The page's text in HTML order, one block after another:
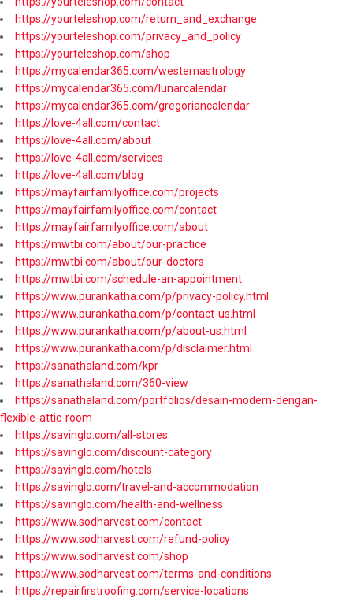
https://yourteleshop.com/return_and_exchange
https://yourteleshop.com/privacy_and_policy
https://yourteleshop.com/shop
https://mycalendar365.com/westernastrology
https://mycalendar365.com/lunarcalendar
https://mycalendar365.com/gregoriancalendar
https://love-4all.com/contact
https://love-4all.com/about
https://love-4all.com/services
https://love-4all.com/blog
https://mayfairfamilyoffice.com/projects
https://mayfairfamilyoffice.com/contact
https://mayfairfamilyoffice.com/about
https://mwtbi.com/about/our-practice
https://mwtbi.com/about/our-doctors
https://mwtbi.com/schedule-an-appointment
https://www.purankatha.com/p/privacy-policy.html
https://www.purankatha.com/p/contact-us.html
https://www.purankatha.com/p/about-us.html
https://www.purankatha.com/p/disclaimer.html
https://sanathaland.com/kpr
https://sanathaland.com/360-view
https://sanathaland.com/portfolios/desain-modern-dengan-
flexible-attic-room
https://savinglo.com/all-stores
https://savinglo.com/discount-category
https://savinglo.com/hotels
https://savinglo.com/travel-and-accommodation
https://savinglo.com/health-and-wellness
https://www.sodharvest.com/contact
https://www.sodharvest.com/refund-policy
https://www.sodharvest.com/shop
https://www.sodharvest.com/terms-and-conditions
https://repairfirstroofing.com/service-locations